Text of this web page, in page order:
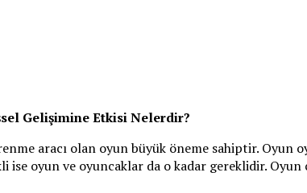
Gelişimine Etkisi Nelerdir?
aracı olan oyun büyük öneme sahiptir. Oyun
ise oyun ve oyuncaklar da o kadar gereklidir.